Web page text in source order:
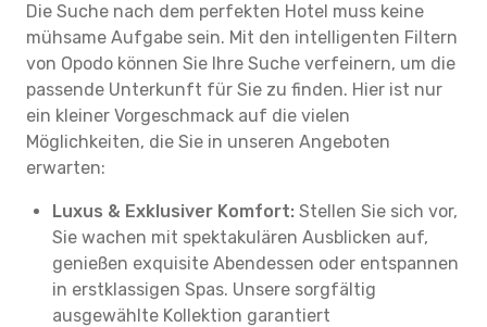
Die Suche nach dem perfekten Hotel muss keine
mühsame Aufgabe sein. Mit den intelligenten Filtern
von Opodo können Sie Ihre Suche verfeinern, um die
passende Unterkunft für Sie zu finden. Hier ist nur
ein kleiner Vorgeschmack auf die vielen
Möglichkeiten, die Sie in unseren Angeboten
erwarten:
Luxus & Exklusiver Komfort: Stellen Sie sich vor,
Sie wachen mit spektakulären Ausblicken auf,
genießen exquisite Abendessen oder entspannen
in erstklassigen Spas. Unsere sorgfältig
ausgewählte Kollektion garantiert